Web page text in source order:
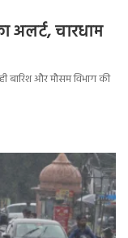
अलर्ट, चारधाम
बारिश और मौसम विभाग की